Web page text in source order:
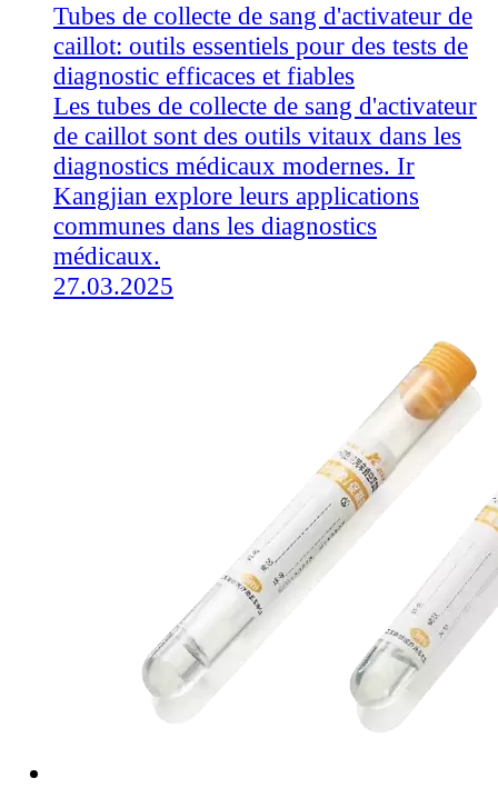
Tubes de collecte de sang d'activateur de
caillot: outils essentiels pour des tests de
diagnostic efficaces et fiables
Les tubes de collecte de sang d'activateur
de caillot sont des outils vitaux dans les
diagnostics médicaux modernes. Ir
Kangjian explore leurs applications
communes dans les diagnostics
médicaux.
27.03.2025